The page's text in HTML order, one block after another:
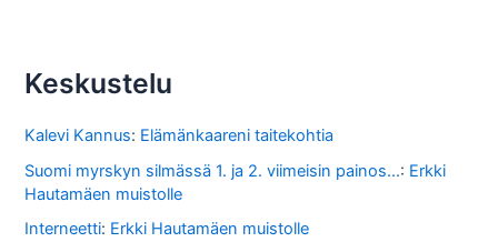
s
o
s
s
a
Keskustelu
Kalevi Kannus: Elämänkaareni taitekohtia
Suomi myrskyn silmässä 1. ja 2. viimeisin painos...: Erkki
Hautamäen muistolle
Interneetti: Erkki Hautamäen muistolle